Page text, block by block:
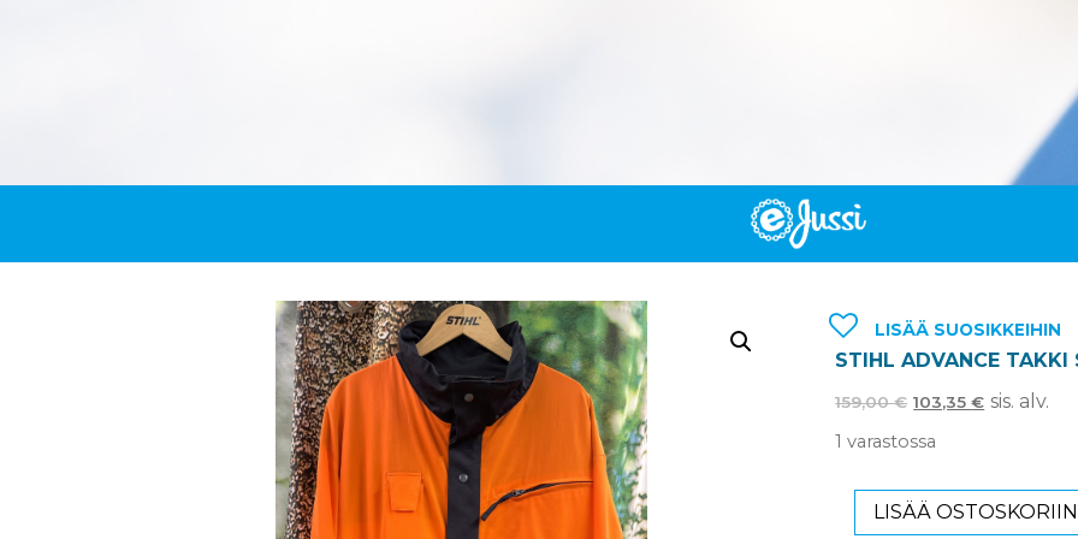
LISÄÄ SUOSIKKEIHIN
STIHL ADVANCE TAKKI
159,00€ 103,35€ sis. alv.
1 varastossa
LISÄÄ OSTOSKORIIN